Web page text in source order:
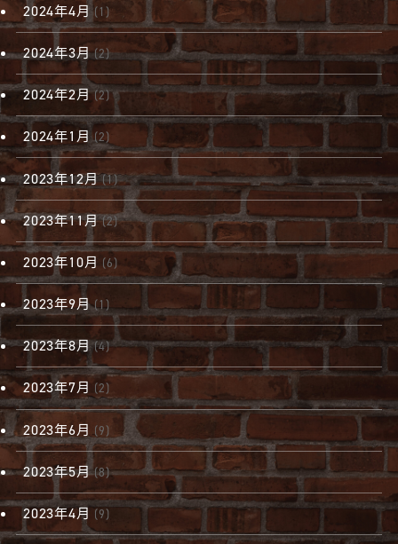
2024年4月 (1)
2024年3月(2)
2024年2月(2)
2024年1月 (2)
2023年12月(1)
2023年11月(2)
2023年10月 (6)
2023年9月(1)
2023年8月(4)
2023年7月 (2)
2023年6月 (9)
2023年5月(8)
2023年4月 (9)